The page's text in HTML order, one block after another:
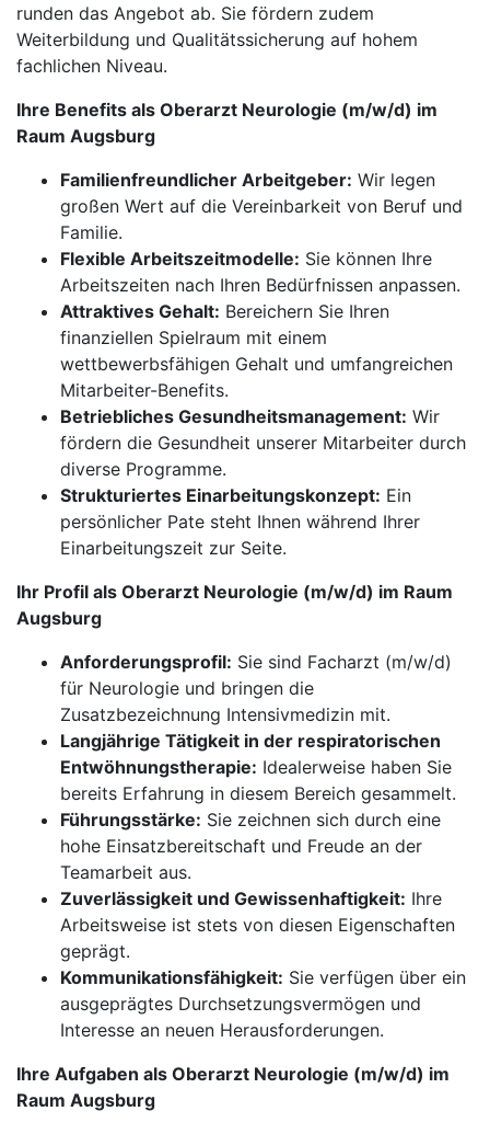
runden das Angebot ab. Sie fördern zudem
Weiterbildung und Qualitätssicherung auf hohem
fachlichen Niveau.
Ihre Benefits als Oberarzt Neurologie (m/w/d) im
Raum Augsburg
Familienfreundlicher Arbeitgeber: Wir legen
großen Wert auf die Vereinbarkeit von Beruf und
Familie.
Flexible Arbeitszeitmodelle: Sie können Ihre
Arbeitszeiten nach Ihren Bedürfnissen anpassen.
Attraktives Gehalt: Bereichern Sie Ihren
finanziellen Spielraum mit einem
wettbewerbsfähigen Gehalt und umfangreichen
Mitarbeiter-Benefits.
Betriebliches Gesundheitsmanagement: Wir
fördern die Gesundheit unserer Mitarbeiter durch
diverse Programme.
Strukturiertes Einarbeitungskonzept: Ein
persönlicher Pate steht Ihnen während Ihrer
Einarbeitungszeit zur Seite.
Ihr Profil als Oberarzt Neurologie (m/w/d) im Raum
Augsburg
Anforderungsprofil: Sie sind Facharzt (m/w/d)
für Neurologie und bringen die
Zusatzbezeichnung Intensivmedizin mit.
Langjährige Tätigkeit in der respiratorischen
Entwöhnungstherapie: Idealerweise haben Sie
bereits Erfahrung in diesem Bereich gesammelt.
Führungsstärke: Sie zeichnen sich durch eine
hohe Einsatzbereitschaft und Freude an der
Teamarbeit aus.
Zuverlässigkeit und Gewissenhaftigkeit: Ihre
Arbeitsweise ist stets von diesen Eigenschaften
geprägt.
Kommunikationsfähigkeit: Sie verfügen über ein
ausgeprägtes Durchsetzungsvermögen und
Interesse an neuen Herausforderungen.
Ihre Aufgaben als Oberarzt Neurologie (m/w/d) im
Raum Augsburg